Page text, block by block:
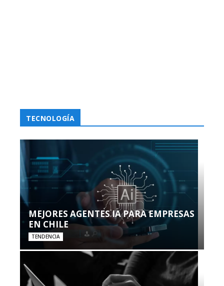
TECNOLOGÍA
MEJORES AGENTES IA PARA EMPRESAS
EN CHILE
TENDENCIA